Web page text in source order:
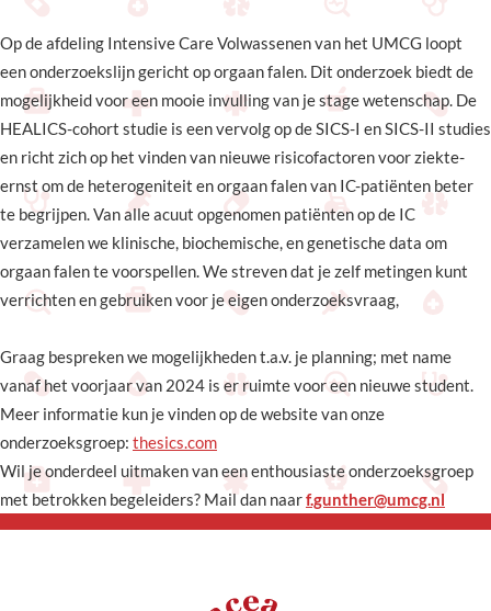
Op de afdeling Intensive Care Volwassenen van het UMCG loopt
een onderzoekslijn gericht op orgaan falen. Dit onderzoek biedt de
mogelijkheid voor een mooie invulling van je stage wetenschap. De
HEALICS-cohort studie is een vervolg op de SICS-I en SICS-II studies
en richt zich op het vinden van nieuwe risicofactoren voor ziekte-
ernst om de heterogeniteit en orgaan falen van IC-patiënten beter
te begrijpen. Van alle acuut opgenomen patiënten op de IC
verzamelen we klinische, biochemische, en genetische data om
orgaan falen te voorspellen. We streven dat je zelf metingen kunt
verrichten en gebruiken voor je eigen onderzoeksvraag,
Graag bespreken we mogelijkheden t.a.v. je planning; met name
vanaf het voorjaar van 2024 is er ruimte voor een nieuwe student.
Meer informatie kun je vinden op de website van onze
onderzoeksgroep: thesics.com
Wil je onderdeel uitmaken van een enthousiaste onderzoeksgroep
met betrokken begeleiders? Mail dan naarf.gunther@umcg.nl